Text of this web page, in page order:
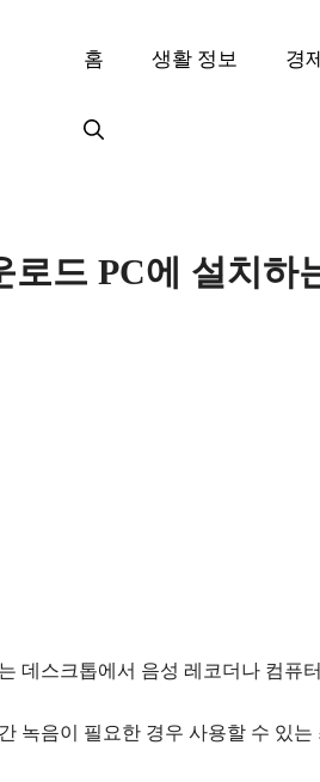
홈 생활 정보 경
로드 PC에 설치하
데스크톱에서 음성 레코더나 컴퓨
녹음이 필요한 경우 사용할 수 있